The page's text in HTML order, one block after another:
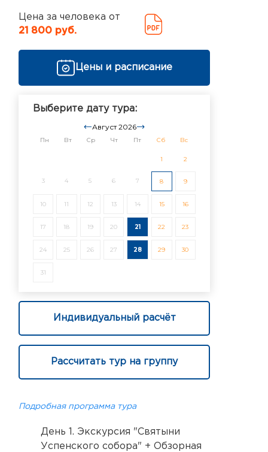
Цена за человека от
21 800 руб.
Цены и расписание
Выберите дату тура:
Август 2026
Пн Вт Ср Чт Пт Сб Вс
1 2
3 4 5 6 7 8 9
10 11 12 13 14 15 16
17 18 19 20 21 22 23
24 25 26 27 28 29 30
31
Индивидуальный расчёт
Рассчитать тур на группу
Подробная программа тура
День 1. Экскурсия "Святыни
Успенского собора" + Обзорная